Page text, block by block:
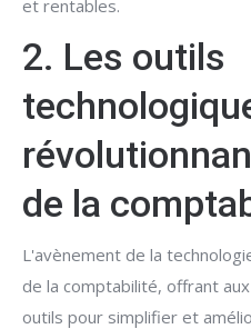
et rentables.
2. Les outils
de la
L'avènement de la
de la comptabilité, offrant
outils pour simplifier et